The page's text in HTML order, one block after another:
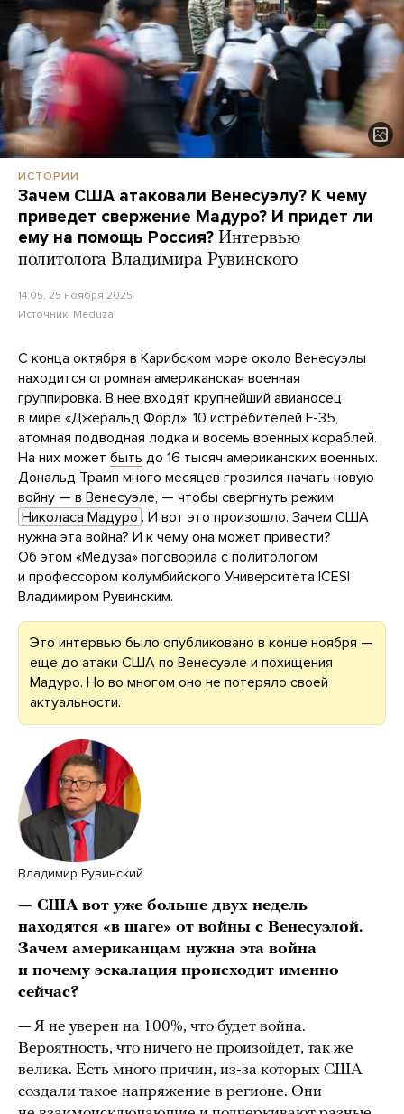
ИСТОРИИ
Зачем США атаковали Венесуэлу? К чему
приведет свержение Мадуро? И придет ли
ему на помощь Россия? Интервью
политолога Владимира Рувинского
14:05, 25 ноября 2025
Источник: Meduza
С конца октября в Карибском море около Венесуэлы
находится огромная американская военная
группировка. В нее входят крупнейший авианосец
в мире «Джеральд Форд», 10 истребителей F-35,
атомная подводная лодка и восемь военных кораблей.
На них может быть до 16 тысяч американских военных.
Дональд Трамп много месяцев грозился начать новую
войну — в Венесуэле, — чтобы свергнуть режим
Николаса Мадуро . И вот это произошло. Зачем США
нужна эта война? И к чему она может привести?
Об этом «Медуза» поговорила с политологом
и профессором колумбийского Университета ICESI
Владимиром Рувинским.
Это интервью было опубликовано в конце ноября —
еще до атаки США по Венесуэле и похищения
Мадуро. Но во многом оно не потеряло своей
актуальности.
Владимир Рувинский
— США вот уже больше двух недель
находятся «в шаге» от войны с Венесуэлой.
Зачем американцам нужна эта война
и почему эскалация происходит именно
сейчас?
— Я не уверен на 100%, что будет война.
Вероятность, что ничего не произойдет, так же
велика. Есть много причин, из-за которых США
создали такое напряжение в регионе. Они